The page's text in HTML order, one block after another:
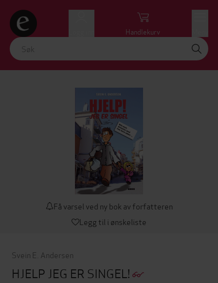
Handlekurv
Få varsel ved ny bok av forfatteren
Legg til i ønskeliste
Svein E. Andersen
HJELP JEG ER SINGEL!